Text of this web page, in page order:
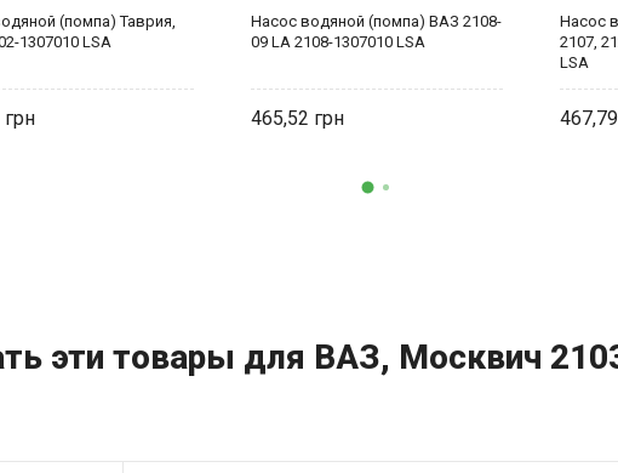
(помпа) Таврия,
1307010 LSA
Насос водяной (помпа) ВАЗ 2108-
09 LA 2108-1307010 LSA
465,52
Насос
2107,
LSA
467,79
эти товары для ВАЗ, Москвич